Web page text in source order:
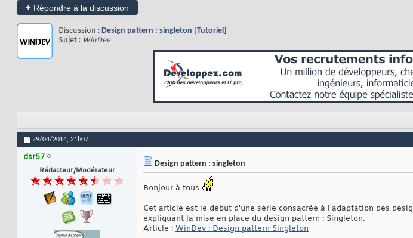
+ Répondre à la discussion
Discussion : Design pattern : singleton [Tutoriel]
Sujet : WinDev
29/04/2014, 21h07
dsr57
Rédacteur/Modérateur
Design pattern : singleton
Bonjour à tous
Cet article est le début d'une série consacrée à l'adaptation des
expliquant la mise en place du design pattern : Singleton.
Article : WinDev : Design pattern Singleton